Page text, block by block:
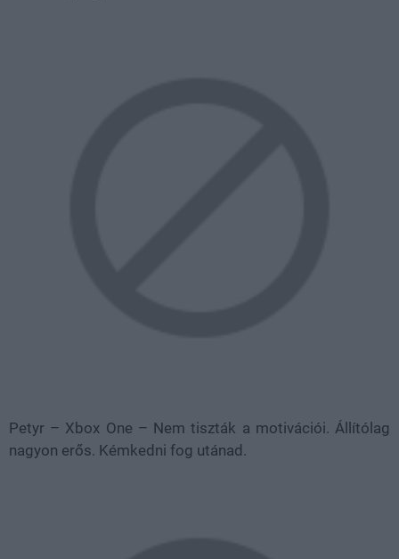
Petyr – Xbox One – Nem tiszták a motivációi. Állítólag
nagyon erős. Kémkedni fog utánad.